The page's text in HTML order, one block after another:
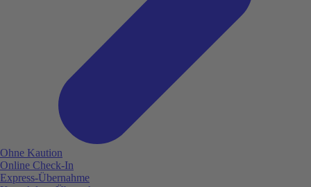
Ohne Kaution
Online Check-In
Express-Übernahme